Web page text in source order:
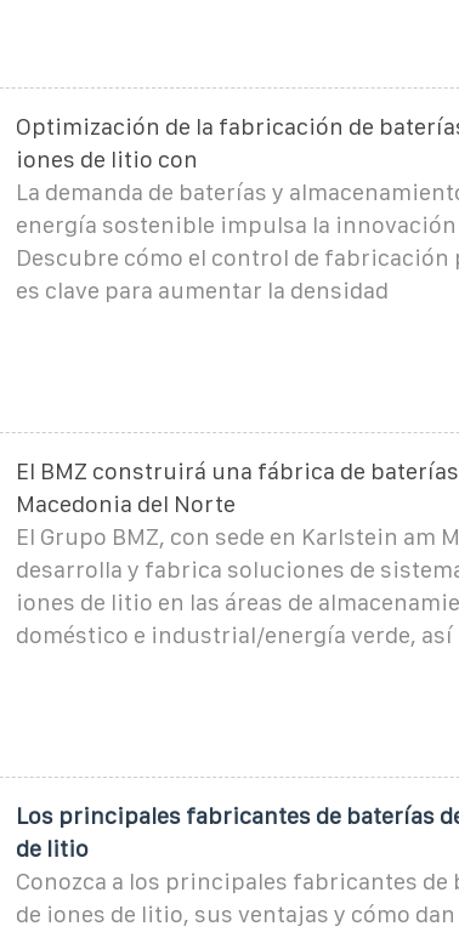
Optimización de la fabricación de
iones de litio con
La demanda de baterías y
energía sostenible impulsa la
Descubre cómo el control de fabricación
es clave para aumentar la densidad
El BMZ construirá una fábrica de
Macedonia del Norte
El Grupo BMZ, con sede en Karlstein am
desarrolla y fabrica soluciones de
iones de litio en las áreas de
doméstico e industrial/energía verde, así
Los principales fabricantes de baterías
de litio
Conozca a los principales fabricantes de
de iones de litio, sus ventajas y cómo